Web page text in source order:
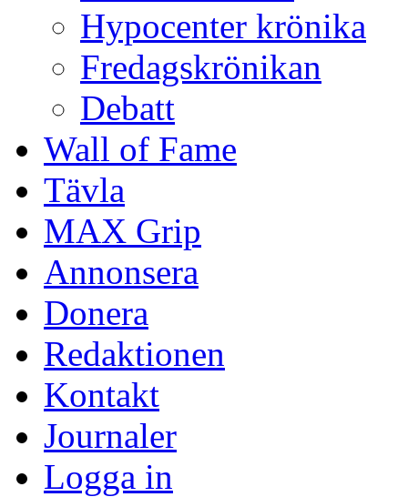
Hypocenter krönika
Fredagskrönikan
Debatt
Wall of Fame
Tävla
MAX Grip
Annonsera
Donera
Redaktionen
Kontakt
Journaler
Logga in